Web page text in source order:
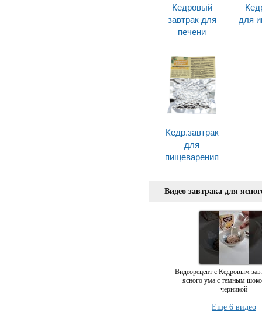
Кедровый
завтрак для
печени
для
Кедр.завтрак
для
пищеварения
Видео завтрака для
Видеорецепт с Кедровым
ясного ума с темным
черникой
Еще 6 видео